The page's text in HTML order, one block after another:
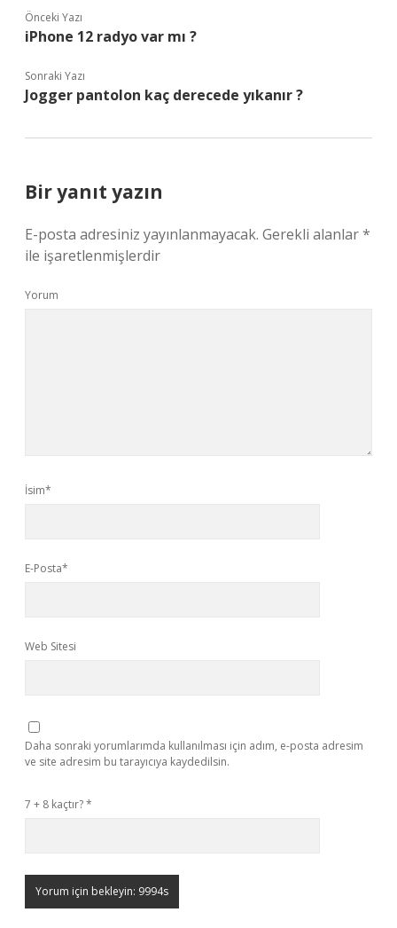
Önceki Yazı
iPhone 12 radyo var mı ?
Sonraki Yazı
Jogger pantolon kaç derecede yıkanır ?
Bir yanıt yazın
E-posta adresiniz yayınlanmayacak. Gerekli alanlar*
ile işaretlenmişlerdir
Yorum
İsim*
E-Posta*
Web Sitesi
Daha sonraki yorumlarımda kullanılması için adım, e-posta adresim
ve site adresim bu tarayıcıya kaydedilsin.
7 + 8 kaçtır?*